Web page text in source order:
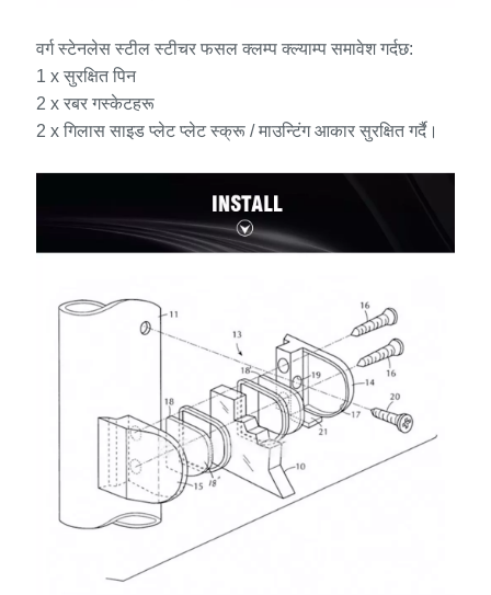
वर्ग स्टेनलेस स्टील स्टीचर फसल क्लम्प क्ल्याम्प समावेश गर्दछ:
1 x सुरक्षित पिन
2 x रबर गस्केटहरू
2 x गिलास साइड प्लेट प्लेट स्क्रू / माउन्टिंग आकार सुरक्षित गर्दै।